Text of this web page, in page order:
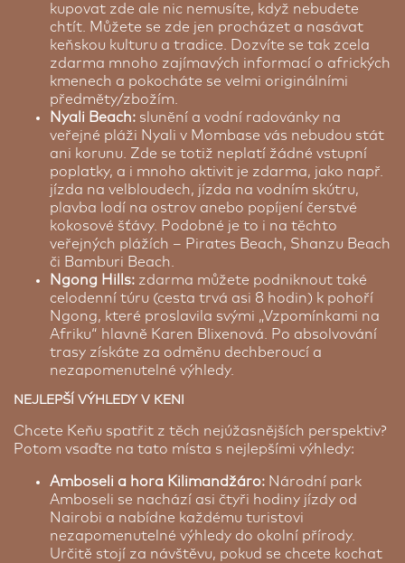
kupovat zde ale nic nemusíte, když nebudete
chtít. Můžete se zde jen procházet a nasávat
keňskou kulturu a tradice. Dozvíte se tak zcela
zdarma mnoho zajímavých informací o afrických
kmenech a pokocháte se velmi originálními
předměty/zbožím.
Nyali Beach: slunění a vodní radovánky na
veřejné pláži Nyali v Mombase vás nebudou stát
ani korunu. Zde se totiž neplatí žádné vstupní
poplatky, a i mnoho aktivit je zdarma, jako např.
jízda na velbloudech, jízda na vodním skútru,
plavba lodí na ostrov anebo popíjení čerstvé
kokosové šťávy. Podobné je to i na těchto
veřejných plážích – Pirates Beach, Shanzu Beach
či Bamburi Beach.
Ngong Hills: zdarma můžete podniknout také
celodenní túru (cesta trvá asi 8 hodin) k pohoří
Ngong, které proslavila svými „Vzpomínkami na
Afriku“ hlavně Karen Blixenová. Po absolvování
trasy získáte za odměnu dechberoucí a
nezapomenutelné výhledy.
NEJLEPŠÍ VÝHLEDY V KENI
Chcete Keňu spatřit z těch nejúžasnějších perspektiv?
Potom vsaďte na tato místa s nejlepšími výhledy:
Amboseli a hora Kilimandžáro: Národní park
Amboseli se nachází asi čtyři hodiny jízdy od
Nairobi a nabídne každému turistovi
nezapomenutelné výhledy do okolní přírody.
Určitě stojí za návštěvu, pokud se chcete kochat